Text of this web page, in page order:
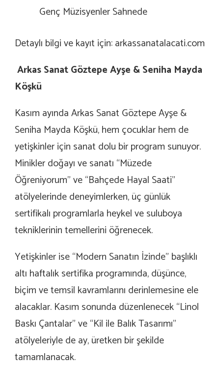
Genç Müzisyenler Sahnede
Detaylı bilgi ve kayıt için: arkassanatalacati.com
Arkas Sanat Göztepe Ayşe & Seniha Mayda
Köşkü
Kasım ayında Arkas Sanat Göztepe Ayşe &
Seniha Mayda Köşkü, hem çocuklar hem de
yetişkinler için sanat dolu bir program sunuyor.
Minikler doğayı ve sanatı “Müzede
Öğreniyorum” ve “Bahçede Hayal Saati”
atölyelerinde deneyimlerken, üç günlük
sertifikalı programlarla heykel ve suluboya
tekniklerinin temellerini öğrenecek.
Yetişkinler ise “Modern Sanatın İzinde” başlıklı
altı haftalık sertifika programında, düşünce,
biçim ve temsil kavramlarını derinlemesine ele
alacaklar. Kasım sonunda düzenlenecek “Linol
Baskı Çantalar” ve “Kil ile Balık Tasarımı”
atölyeleriyle de ay, üretken bir şekilde
tamamlanacak.